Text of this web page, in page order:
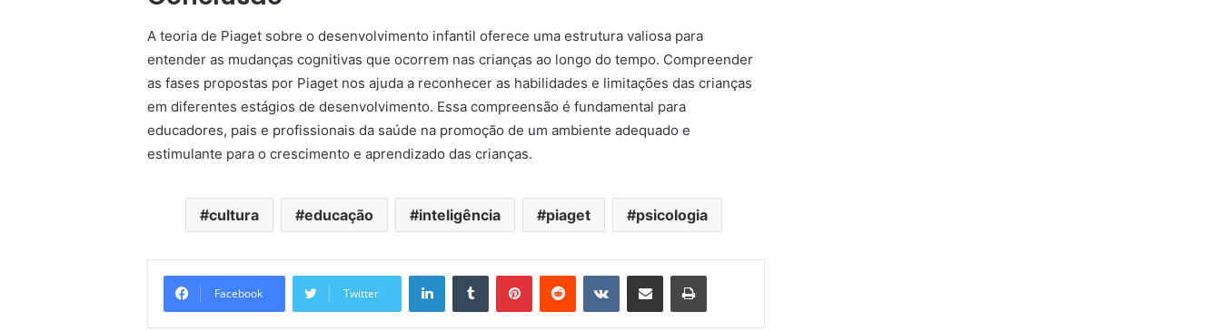
A teoria de Piaget sobre o desenvolvimento infantil oferece uma estrutura valiosa para
entender as mudanças cognitivas que ocorrem nas crianças ao longo do tempo. Compreender
as fases propostas por Piaget nos ajuda a reconhecer as habilidades e limitações das crianças
em diferentes estágios de desenvolvimento. Essa compreensão é fundamental para
educadores, pais e profissionais da saúde na promoção de um ambiente adequado e
estimulante para o crescimento e aprendizado das crianças.
cultura educação inteligência piaget psicologia
Facebook Twitter